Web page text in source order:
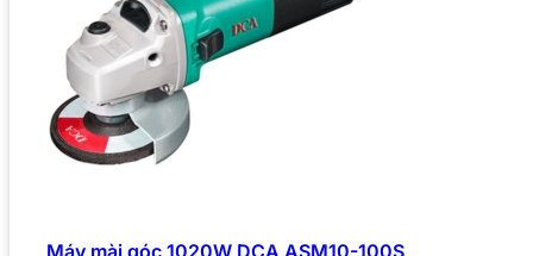
Máy mài góc 1020W DCA ASM10-100S